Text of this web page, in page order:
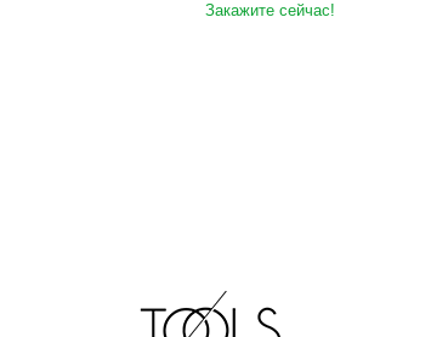
Закажите сейчас!